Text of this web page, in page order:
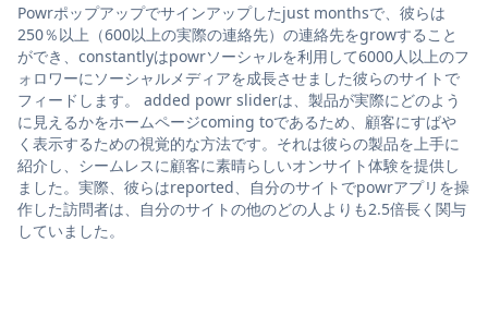
Powrポップアップでサインアップしたjust monthsで、彼らは
250％以上（600以上の実際の連絡先）の連絡先をgrowすること
ができ、constantlyはpowrソーシャルを利用して6000人以上のフ
ォロワーにソーシャルメディアを成長させました彼らのサイトで
フィードします。 added powr sliderは、製品が実際にどのよう
に見えるかをホームページcoming toであるため、顧客にすばや
く表示するための視覚的な方法です。それは彼らの製品を上手に
紹介し、シームレスに顧客に素晴らしいオンサイト体験を提供し
ました。実際、彼らはreported、自分のサイトでpowrアプリを操
作した訪問者は、自分のサイトの他のどの人よりも2.5倍長く関与
していました。